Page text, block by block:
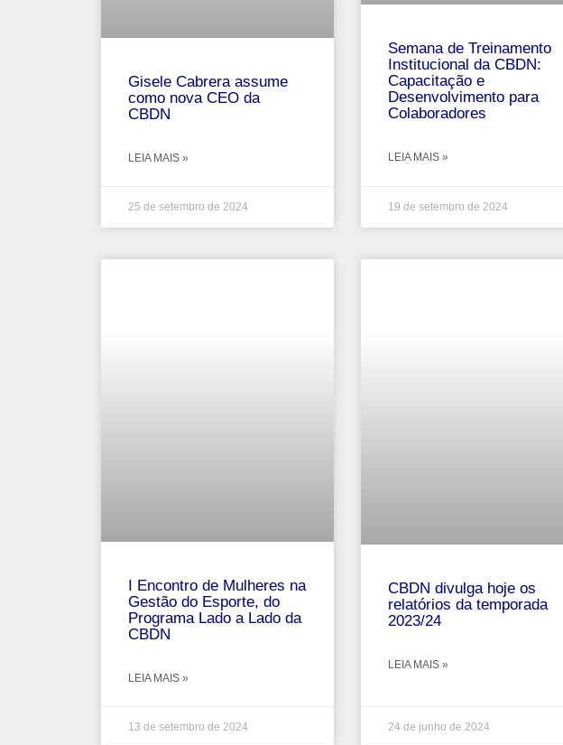
Gisele Cabrera assume
como nova CEO da
CBDN
LEIA MAIS »
25 de setembro de 2024
Semana de Treinamento
Institucional da CBDN:
Capacitação e
Desenvolvimento para
Colaboradores
LEIA MAIS »
19 de setembro de 2024
I Encontro de Mulheres na
Gestão do Esporte, do
Programa Lado a Lado da
CBDN
LEIA MAIS »
13 de setembro de 2024
CBDN divulga hoje os
relatórios da temporada
2023/24
LEIA MAIS »
24 de junho de 2024